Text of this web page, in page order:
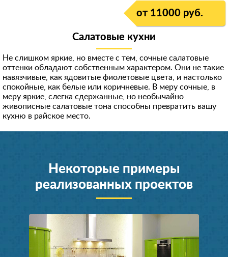
от 11000 руб.
Салатовые кухни
Не слишком яркие, но вместе с тем, сочные салатовые
оттенки обладают собственным характером. Они не такие
навязчивые, как ядовитые фиолетовые цвета, и настолько
спокойные, как белые или коричневые. В меру сочные, в
меру яркие, слегка сдержанные, но необычайно
живописные салатовые тона способны превратить вашу
кухню в райское место.
Некоторые примеры
реализованных проектов